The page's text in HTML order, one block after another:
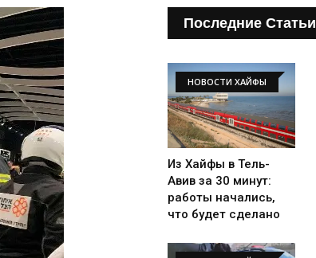
Последние Статьи
НОВОСТИ ХАЙФЫ
Из Хайфы в Тель-
Авив за 30 минут:
работы начались,
что будет сделано